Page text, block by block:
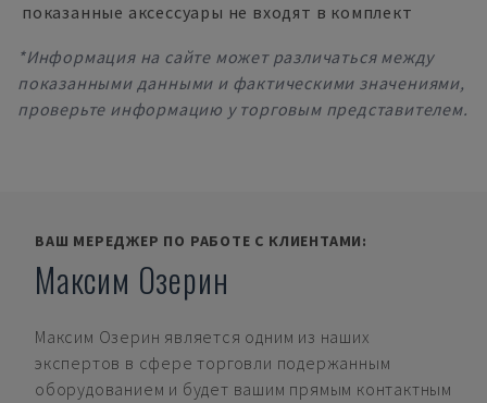
показанные аксессуары не входят в комплект
*Информация на сайте может различаться между
показанными данными и фактическими значениями,
проверьте информацию у торговым представителем.
ВАШ МЕРЕДЖЕР ПО РАБОТЕ С КЛИЕНТАМИ:
Максим Озерин
Максим Озерин является одним из наших
экспертов в сфере торговли подержанным
оборудованием и будет вашим прямым контактным